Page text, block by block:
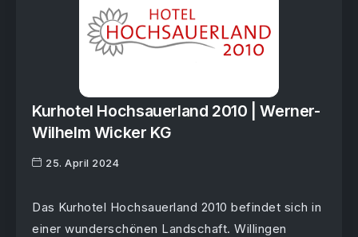
Kurhotel Hochsauerland 2010 | Werner-
Wilhelm Wicker KG
25. April 2024
Das Kurhotel Hochsauerland 2010 befindet sich in
einer wunderschönen Landschaft. Willingen